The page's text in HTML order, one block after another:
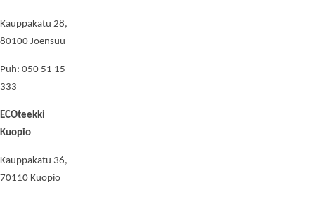
Kauppakatu 28,
80100 Joensuu
Puh: 050 51 15
333
ECOteekki
Kuopio
Kauppakatu 36,
70110 Kuopio